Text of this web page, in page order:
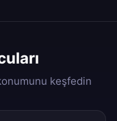
keşfedin